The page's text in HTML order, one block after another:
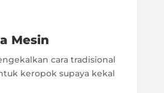
Mesin
cara tradisional
keropok supaya kekal